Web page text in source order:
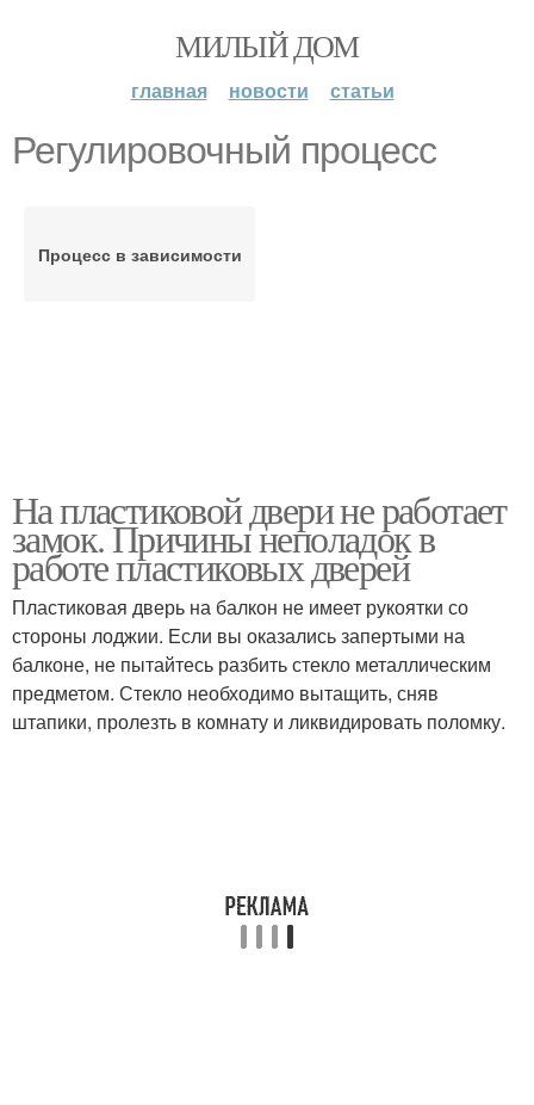
МИЛЫЙ ДОМ
главная новости статьи
Регулировочный процесс
Процесс в зависимости
На пластиковой двери не работает
замок. Причины неполадок в
работе пластиковых дверей
Пластиковая дверь на балкон не имеет рукоятки со
стороны лоджии. Если вы оказались запертыми на
балконе, не пытайтесь разбить стекло металлическим
предметом. Стекло необходимо вытащить, сняв
штапики, пролезть в комнату и ликвидировать поломку.